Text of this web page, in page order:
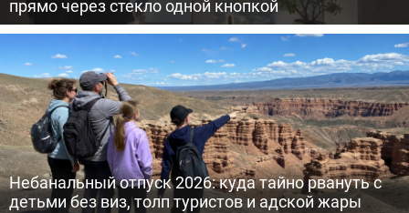
прямо через стекло одной кнопкой
Небанальный отпуск 2026: куда тайно рвануть с
детьми без виз, толп туристов и адской жары